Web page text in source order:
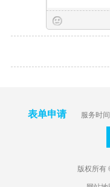
表单申请 服务时
版权所有